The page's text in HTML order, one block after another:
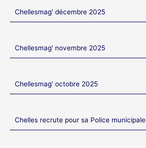
Chellesmag' décembre 2025
Chellesmag' novembre 2025
Chellesmag' octobre 2025
Chelles recrute pour sa Police municipale